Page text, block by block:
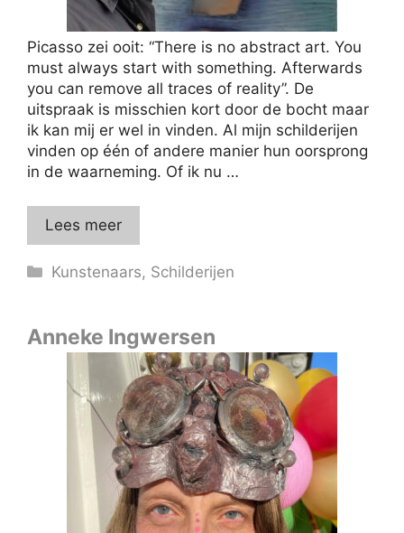
Picasso zei ooit: “There is no abstract art. You
must always start with something. Afterwards
you can remove all traces of reality”. De
uitspraak is misschien kort door de bocht maar
ik kan mij er wel in vinden. Al mijn schilderijen
vinden op één of andere manier hun oorsprong
in de waarneming. Of ik nu …
Lees meer
Categorieën
Kunstenaars, Schilderijen
Anneke Ingwersen